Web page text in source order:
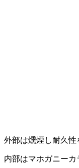
外部は燻煙し耐久
内部はマホガニーカ